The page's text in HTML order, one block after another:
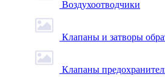
Воздухоотводчики
Клапаны и затворы
Клапаны